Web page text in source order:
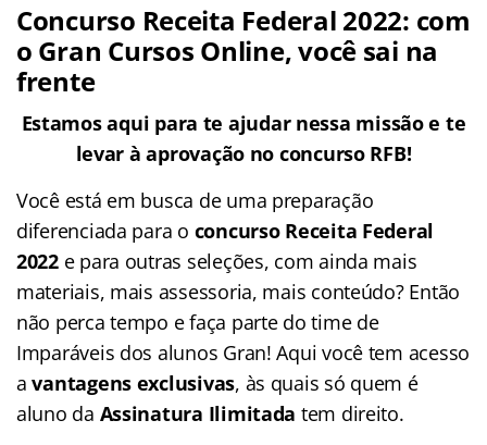
Concurso Receita Federal 2022: com
o Gran Cursos Online, você sai na
frente
Estamos aqui para te ajudar nessa missão e te
levar à aprovação no concurso RFB!
Você está em busca de uma preparação
diferenciada para o concurso Receita Federal
2022 e para outras seleções, com ainda mais
materiais, mais assessoria, mais conteúdo? Então
não perca tempo e faça parte do time de
Imparáveis dos alunos Gran! Aqui você tem acesso
avantagens exclusivas, às quais só quem é
aluno da Assinatura Ilimitada tem direito.